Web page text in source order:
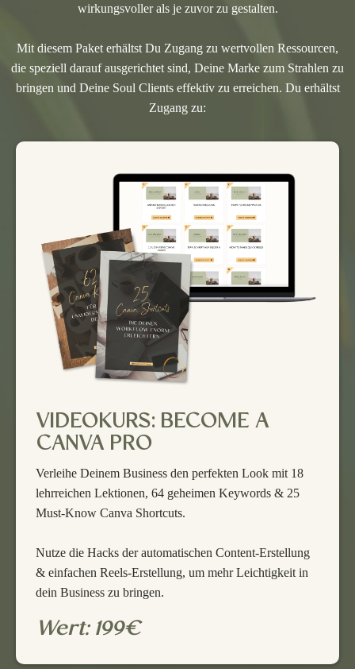
wirkungsvoller als je zuvor zu gestalten.
Mit diesem Paket erhältst Du Zugang zu wertvollen Ressourcen,
die speziell darauf ausgerichtet sind, Deine Marke zum Strahlen zu
bringen und Deine Soul Clients effektiv zu erreichen. Du erhältst
Zugang zu:
VIDEOKURS: BECOME A
CANVA PRO
Verleihe Deinem Business den perfekten Look mit 18
lehrreichen Lektionen, 64 geheimen Keywords & 25
Must-Know Canva Shortcuts.
Nutze die Hacks der automatischen Content-Erstellung
& einfachen Reels-Erstellung, um mehr Leichtigkeit in
dein Business zu bringen.
Wert: 199€